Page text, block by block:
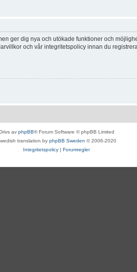
ger dig nya och utökade funktioner och
och vår integritetspolicy innan du
av phpBB® Forum Software © phpBB Limited
translation by phpBB Sweden © 2006-2020
Integritetspolicy | Forumregler